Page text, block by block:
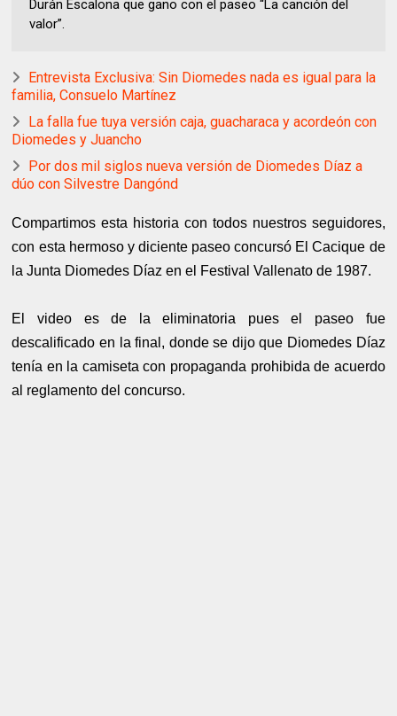
Durán Escalona que gano con el paseo “La canción del
valor”.
Entrevista Exclusiva: Sin Diomedes nada es igual para la
familia, Consuelo Martínez
La falla fue tuya versión caja, guacharaca y acordeón con
Diomedes y Juancho
Por dos mil siglos nueva versión de Diomedes Díaz a
dúo con Silvestre Dangónd
Compartimos esta historia con todos nuestros seguidores,
con esta hermoso y diciente paseo concursó El Cacique de
la Junta Diomedes Díaz en el Festival Vallenato de 1987.
El video es de la eliminatoria pues el paseo fue
descalificado en la final, donde se dijo que Diomedes Díaz
tenía en la camiseta con propaganda prohibida de acuerdo
al reglamento del concurso.